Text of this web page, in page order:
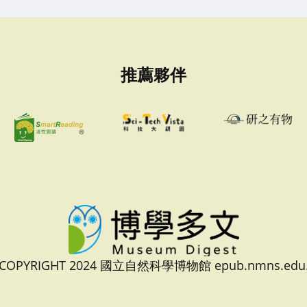
推薦夥伴
2024 國立自然科學博物館